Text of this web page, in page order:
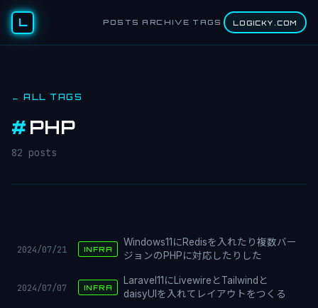
L POSTS ARCHIVE TAGS LOGICKY.COM
← ALL TAGS
# PHP
82 posts
2024/07/21 INFRA
Windows11にRedisを入れたり複数バー
ジョンのPHPに対応したりした
2024/07/07 INFRA
Laravel11にLivewireとTailwindと
daisyUIを入れてレイアウトをつくる